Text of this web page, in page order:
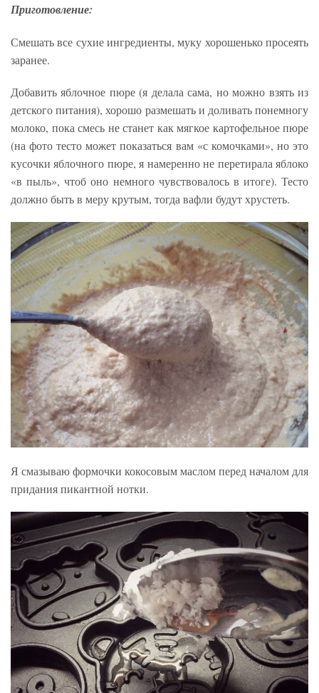
Приготовление:
Смешать все сухие ингредиенты, муку хорошенько просеять
заранее.
Добавить яблочное пюре (я делала сама, но можно взять из
детского питания), хорошо размешать и доливать понемногу
молоко, пока смесь не станет как мягкое картофельное пюре
(на фото тесто может показаться вам «с комочками», но это
кусочки яблочного пюре, я намеренно не перетирала яблоко
«в пыль», чтоб оно немного чувствовалось в итоге). Тесто
должно быть в меру крутым, тогда вафли будут хрустеть.
Я смазываю формочки кокосовым маслом перед началом для
придания пикантной нотки.